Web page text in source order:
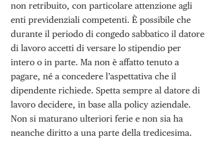
non retribuito, con particolare attenzione agli
enti previdenziali competenti. È possibile che
durante il periodo di congedo sabbatico il datore
di lavoro accetti di versare lo stipendio per
intero o in parte. Ma non è affatto tenuto a
pagare, né a concedere l’aspettativa che il
dipendente richiede. Spetta sempre al datore di
lavoro decidere, in base alla policy aziendale.
Non si maturano ulteriori ferie e non sia ha
neanche diritto a una parte della tredicesima.